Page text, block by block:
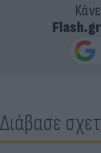
Flash.gr
Διάβασε